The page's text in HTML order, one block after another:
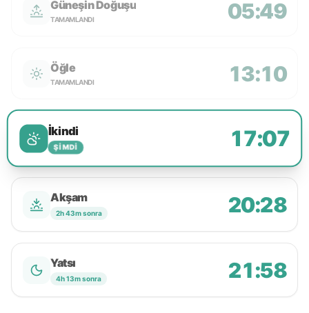
Güneşin Doğuşu
TAMAMLANDI 05:49
Öğle
TAMAMLANDI 13:10
İkindi
ŞIMDI 17:07
Akşam
2h 43m sonra 20:28
Yatsı
4h 13m sonra 21:58